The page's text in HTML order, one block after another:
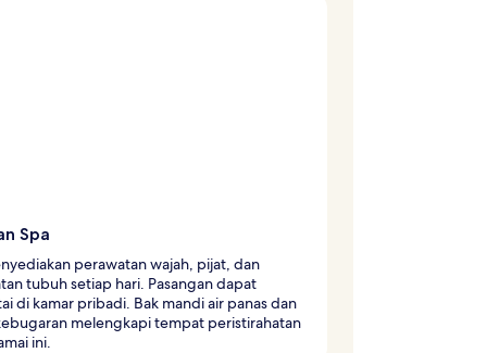
Spa
perawatan wajah, pijat, dan
tubuh setiap hari. Pasangan dapat
di kamar pribadi. Bak mandi air panas dan
melengkapi tempat peristirahatan
ini.